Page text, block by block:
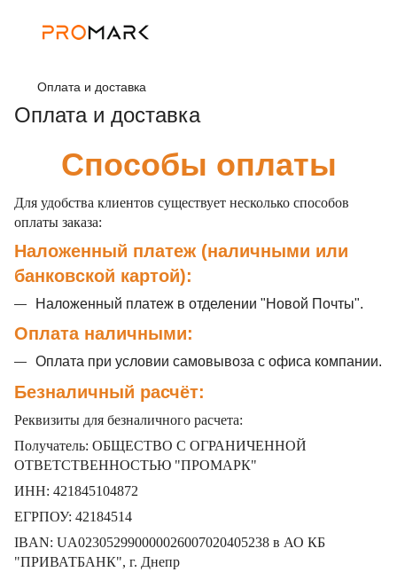
Оплата и доставка
Оплата и доставка
Способы оплаты
Для удобства клиентов существует несколько способов
оплаты заказа:
Наложенный платеж (наличными или
банковской картой):
Наложенный платеж в отделении "Новой Почты".
Оплата наличными:
Оплата при условии самовывоза с офиса компании.
Безналичный расчёт:
Реквизиты для безналичного расчета:
Получатель: ОБЩЕСТВО С ОГРАНИЧЕННОЙ
ОТВЕТСТВЕННОСТЬЮ "ПРОМАРК"
ИНН: 421845104872
ЕГРПОУ: 42184514
IBAN: UA023052990000026007020405238 в АО КБ
"ПРИВАТБАНК", г. Днепр